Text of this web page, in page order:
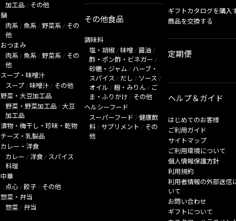
加工品 / その他
鍋
肉系 / 魚系 / 野菜系 / その
他
おつまみ
肉系 / 魚系 / 野菜系 / その
他
スープ・味噌汁
スープ / 味噌汁 / その他
野菜・大豆加工品
野菜・野菜加工品 / 大豆
加工品
漬物・梅干し・珍味・乾物
チーズ・乳製品
カレー・洋食
カレー / 洋食 / スパイス
料理
中華
点心 / 餃子 / その他
惣菜・弁当
惣菜 / 弁当
その他食品
調味料
塩・胡椒 / 味噌 / 醤油 /
酢・ポン酢・ビネガー /
砂糖・ジャム / ハーブ・
スパイス / だし / ソース /
オイル / 麹・みりん / ご
ま・ふりかけ / その他
ヘルシーフード
スーパーフード / 健康飲
料 / サプリメント / その
他
ギフトカタログを購入
商品を交換する
定期便
ヘルプ＆ガイド
はじめてのお客様
ご利用ガイド
サイトマップ
ご利用環境について
個人情報保護方針
利用規約
利用者情報の外部送信
いて
お問い合わせ
ギフトについて